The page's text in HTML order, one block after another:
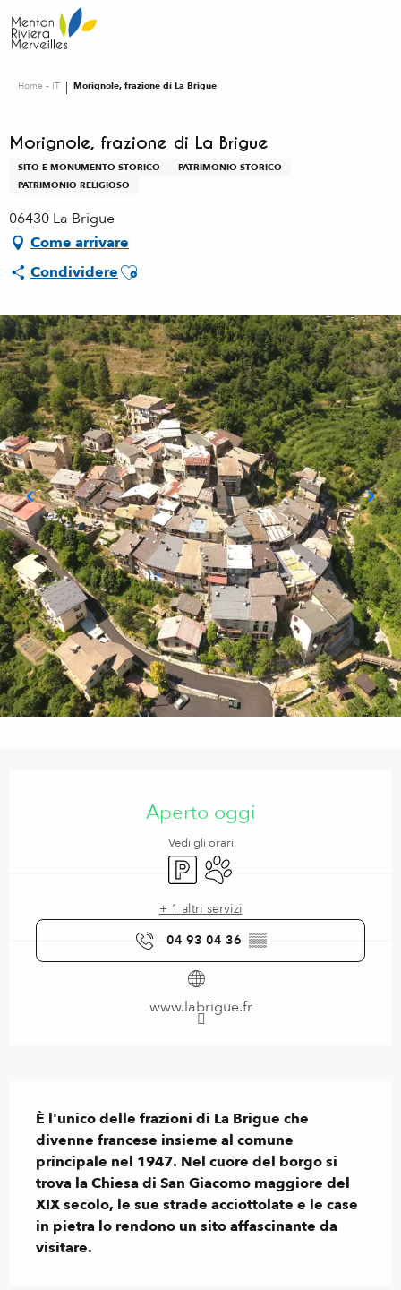
au
contenu
Home – IT Morignole, frazione di La Brigue
Morignole, frazione di La Brigue
SITO E MONUMENTO STORICO
PATRIMONIO STORICO
PATRIMONIO RELIGIOSO
06430 La Brigue
Come arrivare
CondividereAjouter aux favoris
Aperto oggi
Vedi gli orari
ParcheggioAnimali ammessi
+ 1 altri servizi
04 93 04 36 ▒▒
www.labrigue.fr
È l'unico delle frazioni di La Brigue che
divenne francese insieme al comune
principale nel 1947. Nel cuore del borgo si
trova la Chiesa di San Giacomo maggiore del
XIX secolo, le sue strade acciottolate e le case
in pietra lo rendono un sito affascinante da
visitare.